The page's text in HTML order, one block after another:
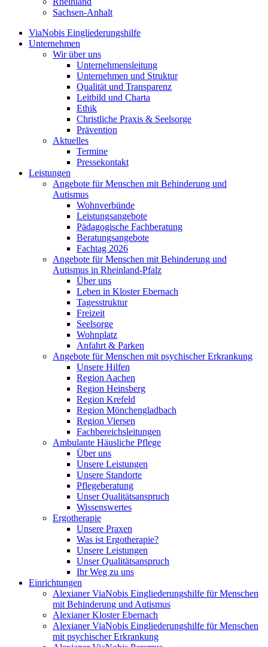
Sachsen-Anhalt
ViaNobis Eingliederungshilfe
Unternehmen
Wir über uns
Unternehmensleitung
Unternehmen und Struktur
Qualität und Transparenz
Leitbild und Charta
Ethik
Christliche Praxis & Seelsorge
Prävention
Aktuelles
Termine
Pressekontakt
Leistungen
Angebote für Menschen mit Behinderung und
Autismus
Wohnverbünde
Leistungsangebote
Pädagogische Fachberatung
Beratungsangebote
Fachtag 2026
Angebote für Menschen mit Behinderung und
Autismus in Rheinland-Pfalz
Über uns
Leben in Kloster Ebernach
Tagesstruktur
Freizeit
Seelsorge
Wohnplatz
Anfahrt & Parken
Angebote für Menschen mit psychischer Erkrankung
Unsere Hilfen
Region Aachen
Region Heinsberg
Region Krefeld
Region Mönchengladbach
Region Viersen
Fachbereichsleitungen
Ambulante Häusliche Pflege
Über uns
Unsere Leistungen
Unsere Standorte
Pflegeberatung
Unser Qualitätsanspruch
Wissenswertes
Ergotherapie
Unsere Praxen
Was ist Ergotherapie?
Unsere Leistungen
Unser Qualitätsanspruch
Ihr Weg zu uns
Einrichtungen
Alexianer ViaNobis Eingliederungshilfe für Menschen
mit Behinderung und Autismus
Alexianer Kloster Ebernach
Alexianer ViaNobis Eingliederungshilfe für Menschen
mit psychischer Erkrankung